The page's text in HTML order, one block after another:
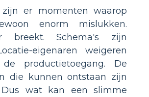
er momenten waarop
enorm mislukken.
breekt. Schema's zijn
eigenaren weigeren
productietoegang. De
die kunnen ontstaan zijn
Dus wat kan een slimme